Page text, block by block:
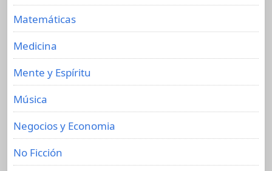
Matemáticas
Medicina
Mente y Espíritu
Música
Negocios y Economia
No Ficción